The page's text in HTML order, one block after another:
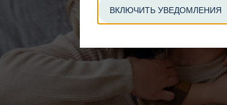
ВКЛЮЧИТЬ УВЕДОМЛЕНИЯ